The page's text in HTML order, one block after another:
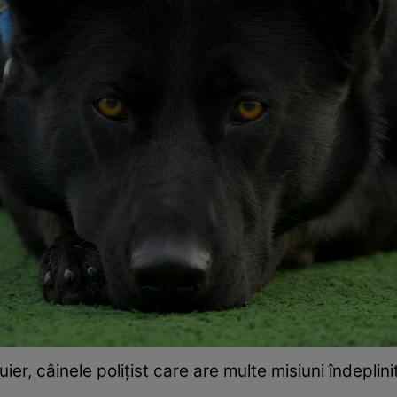
câinele polițist care are multe misiuni